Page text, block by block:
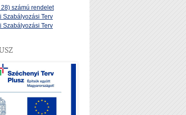
számú rendelet
Szabályozási Terv
Szabályozási Terv